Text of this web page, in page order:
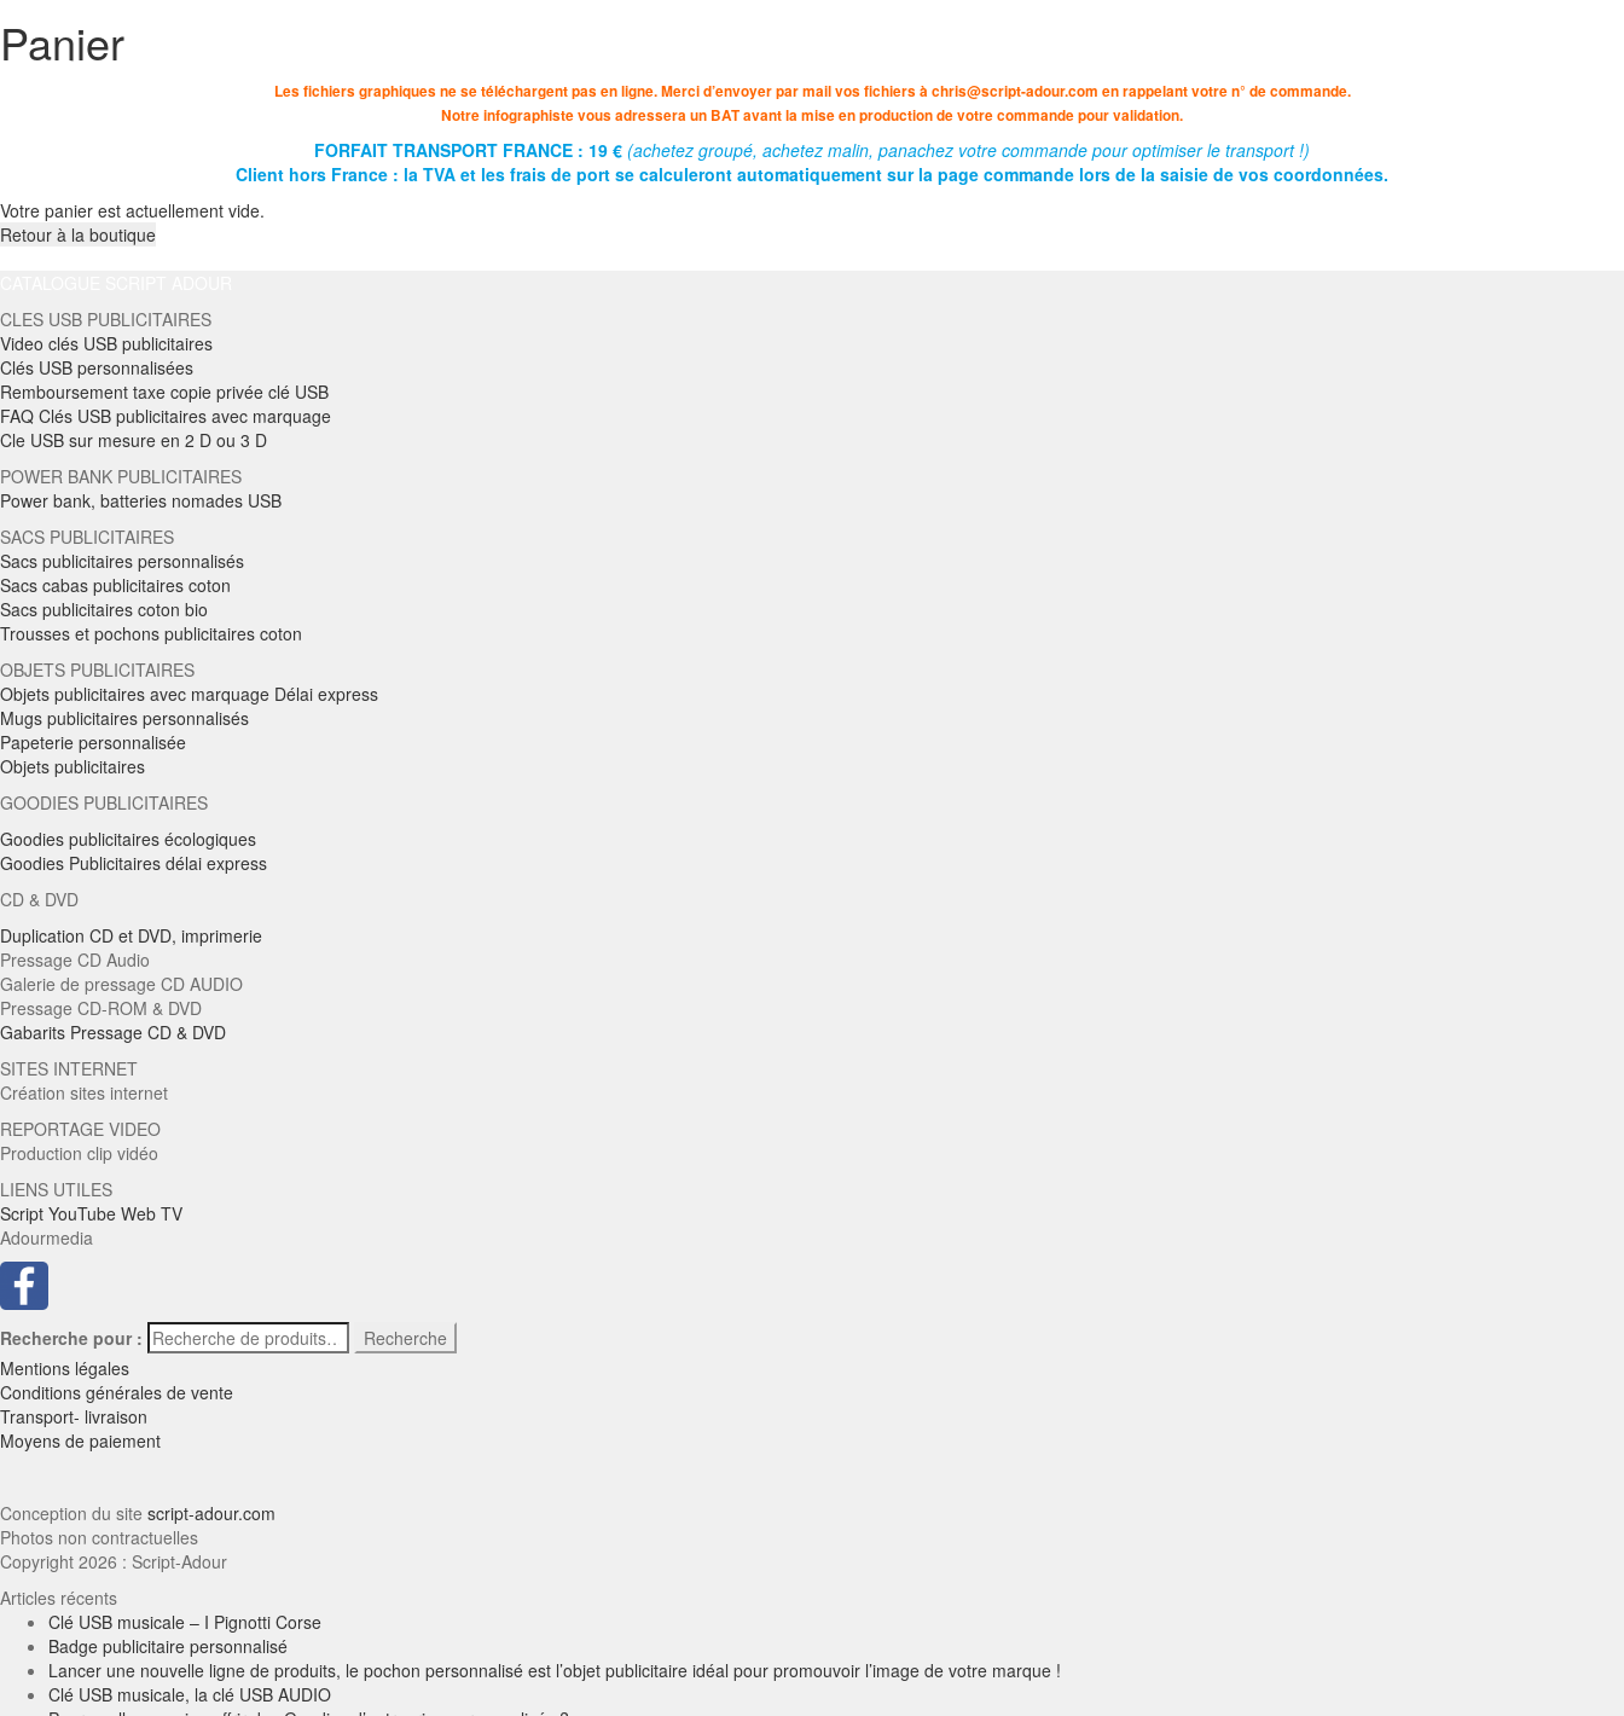
Panier
Les fichiers graphiques ne se téléchargent pas en ligne. Merci d’envoyer par mail vos fichiers à chris@script-adour.com en rappelant votre n° de commande.
Notre infographiste vous adressera un BAT avant la mise en production de votre commande pour validation.
FORFAIT TRANSPORT FRANCE : 19 € (achetez groupé, achetez malin, panachez votre commande pour optimiser le transport !)
Client hors France : la TVA et les frais de port se calculeront automatiquement sur la page commande lors de la saisie de vos coordonnées.
Votre panier est actuellement vide.
Retour à la boutique
CLES USB PUBLICITAIRES
Video clés USB publicitaires
Clés USB personnalisées
Remboursement taxe copie privée clé USB
FAQ Clés USB publicitaires avec marquage
Cle USB sur mesure en 2 D ou 3 D
POWER BANK PUBLICITAIRES
Power bank, batteries nomades USB
SACS PUBLICITAIRES
Sacs publicitaires personnalisés
Sacs cabas publicitaires coton
Sacs publicitaires coton bio
Trousses et pochons publicitaires coton
OBJETS PUBLICITAIRES
Objets publicitaires avec marquage Délai express
Mugs publicitaires personnalisés
Papeterie personnalisée
Objets publicitaires
GOODIES PUBLICITAIRES
Goodies publicitaires écologiques
Goodies Publicitaires délai express
CD & DVD
Duplication CD et DVD, imprimerie
Pressage CD Audio
Galerie de pressage CD AUDIO
Pressage CD-ROM & DVD
Gabarits Pressage CD & DVD
SITES INTERNET
Création sites internet
REPORTAGE VIDEO
Production clip vidéo
LIENS UTILES
Script YouTube Web TV
Adourmedia
Recherche pour :
Recherche
Mentions légales
Conditions générales de vente
Transport- livraison
Moyens de paiement
Conception du site script-adour.com
Photos non contractuelles
Copyright 2026 : Script-Adour
Articles récents
Clé USB musicale – I Pignotti Corse
Badge publicitaire personnalisé
Lancer une nouvelle ligne de produits, le pochon personnalisé est l’objet publicitaire idéal pour promouvoir l’image de votre marque !
Clé USB musicale, la clé USB AUDIO